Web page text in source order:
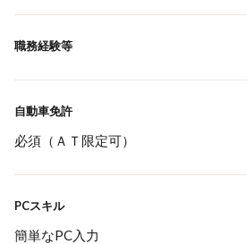
職務経験等
自動車免許
必須（ＡＴ限定可）
PCスキル
簡単なPC入力